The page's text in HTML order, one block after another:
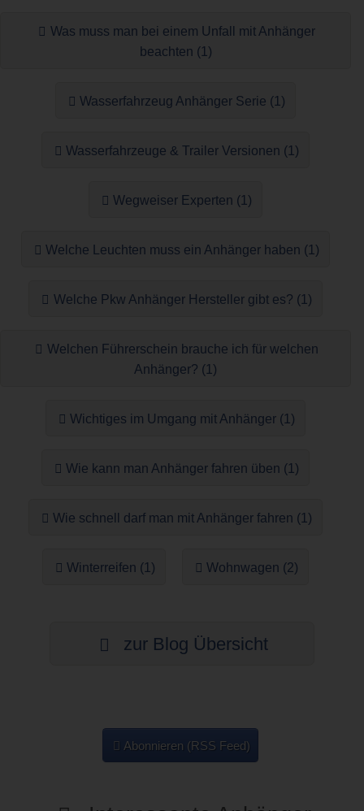
Was muss man bei einem Unfall mit Anhänger
beachten (1)
Wasserfahrzeug Anhänger Serie (1)
Wasserfahrzeuge & Trailer Versionen (1)
Wegweiser Experten (1)
Welche Leuchten muss ein Anhänger haben (1)
Welche Pkw Anhänger Hersteller gibt es? (1)
Welchen Führerschein brauche ich für welchen
Anhänger? (1)
Wichtiges im Umgang mit Anhänger (1)
Wie kann man Anhänger fahren üben (1)
Wie schnell darf man mit Anhänger fahren (1)
Winterreifen (1) Wohnwagen (2)
zur Blog Übersicht
Abonnieren (RSS Feed)